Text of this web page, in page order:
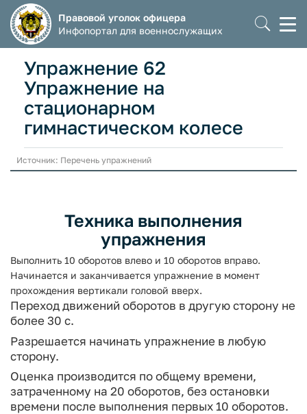
Правовой уголок офицера
Инфопортал для военнослужащих
Упражнение 62
Упражнение на
стационарном
гимнастическом колесе
Источник: Перечень упражнений
Техника выполнения
упражнения
Выполнить 10 оборотов влево и 10 оборотов вправо.
Начинается и за­канчивается упражнение в момент
прохождения вертикали головой вверх.
Переход движений оборотов в другую сторону не
более 30 с.
Разрешается начинать упражнение в любую
сторону.
Оценка производится по общему времени,
затраченному на 20 оборо­тов, без остановки
времени после выполнения первых 10 оборотов.